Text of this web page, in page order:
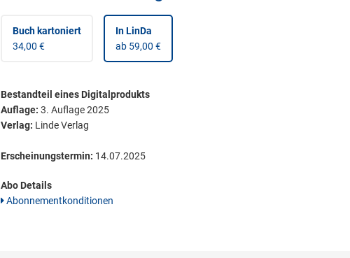
Buch kartoniert
34,00 €
In LinDa
ab 59,00 €
Bestandteil eines Digitalprodukts
Auflage: 3. Auflage 2025
Verlag: Linde Verlag
Erscheinungstermin: 14.07.2025
Abo Details
Abonnementkonditionen